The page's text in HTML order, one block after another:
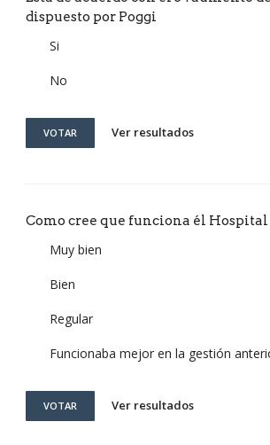
dispuesto por Poggi
Si
No
VOTAR Ver resultados
Como cree que funciona él
Muy bien
Bien
Regular
Funcionaba mejor en la gestión
VOTAR Ver resultados